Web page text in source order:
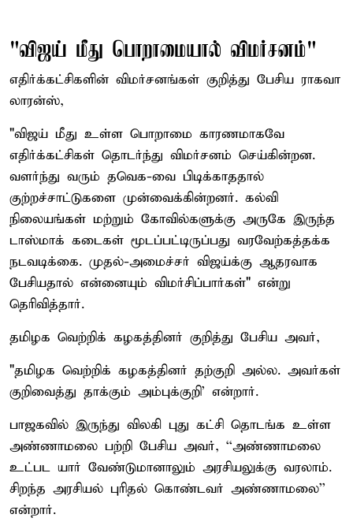
"விஜய் மீது பொறாமையால் விமர்சனம்"
எதிர்க்கட்சிகளின் விமர்சனங்கள் குறித்து பேசிய ராகவா
லாரன்ஸ்,
"விஜய் மீது உள்ள பொறாமை காரணமாகவே
எதிர்க்கட்சிகள் தொடர்ந்து விமர்சனம் செய்கின்றன.
வளர்ந்து வரும் தவெக-வை பிடிக்காததால்
குற்றச்சாட்டுகளை முன்வைக்கின்றனர். கல்வி
நிலையங்கள் மற்றும் கோவில்களுக்கு அருகே இருந்த
டாஸ்மாக் கடைகள் மூடப்பட்டிருப்பது வரவேற்கத்தக்க
நடவடிக்கை. முதல்-அமைச்சர் விஜய்க்கு ஆதரவாக
பேசியதால் என்னையும் விமர்சிப்பார்கள்" என்று
தெரிவித்தார்.
தமிழக வெற்றிக் கழகத்தினர் குறித்து பேசிய அவர்,
"தமிழக வெற்றிக் கழகத்தினர் தற்குறி அல்ல. அவர்கள்
குறிவைத்து தாக்கும் அம்புக்குறி' என்றார்.
பாஜகவில் இருந்து விலகி புது கட்சி தொடங்க உள்ள
அண்ணாமலை பற்றி பேசிய அவர், ``அண்ணாமலை
உட்பட யார் வேண்டுமானாலும் அரசியலுக்கு வரலாம்.
சிறந்த அரசியல் புரிதல் கொண்டவர் அண்ணாமலை''
என்றார்.